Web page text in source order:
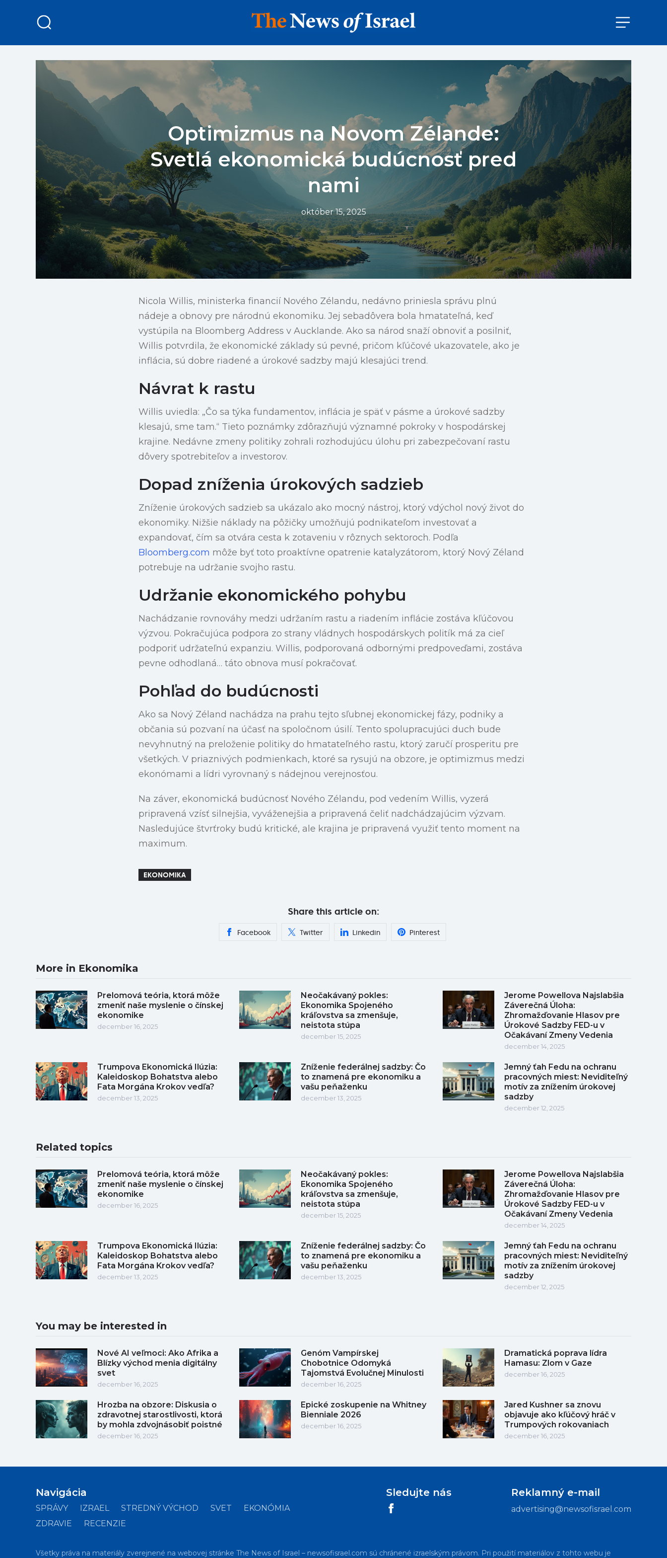
Optimizmus na Novom Zélande:
Svetlá ekonomická budúcnosť pred
nami
október 15, 2025
Nicola Willis, ministerka financií Nového Zélandu, nedávno priniesla správu plnú
nádeje a obnovy pre národnú ekonomiku. Jej sebadôvera bola hmatateľná, keď
vystúpila na Bloomberg Address v Aucklande. Ako sa národ snaží obnoviť a posilniť,
Willis potvrdila, že ekonomické základy sú pevné, pričom kľúčové ukazovatele, ako je
inflácia, sú dobre riadené a úrokové sadzby majú klesajúci trend.
Návrat k rastu
Willis uviedla: „Čo sa týka fundamentov, inflácia je späť v pásme a úrokové sadzby
klesajú, sme tam.“ Tieto poznámky zdôrazňujú významné pokroky v hospodárskej
krajine. Nedávne zmeny politiky zohrali rozhodujúcu úlohu pri zabezpečovaní rastu
dôvery spotrebiteľov a investorov.
Dopad zníženia úrokových sadzieb
Zníženie úrokových sadzieb sa ukázalo ako mocný nástroj, ktorý vdýchol nový život do
ekonomiky. Nižšie náklady na pôžičky umožňujú podnikateľom investovať a
expandovať, čím sa otvára cesta k zotaveniu v rôznych sektoroch. Podľa
Bloomberg.com môže byť toto proaktívne opatrenie katalyzátorom, ktorý Nový Zéland
potrebuje na udržanie svojho rastu.
Udržanie ekonomického pohybu
Nachádzanie rovnováhy medzi udržaním rastu a riadením inflácie zostáva kľúčovou
výzvou. Pokračujúca podpora zo strany vládnych hospodárskych politík má za cieľ
podporiť udržateľnú expanziu. Willis, podporovaná odbornými predpoveďami, zostáva
pevne odhodlaná… táto obnova musí pokračovať.
Pohľad do budúcnosti
Ako sa Nový Zéland nachádza na prahu tejto sľubnej ekonomickej fázy, podniky a
občania sú pozvaní na účasť na spoločnom úsilí. Tento spolupracujúci duch bude
nevyhnutný na preloženie politiky do hmatateľného rastu, ktorý zaručí prosperitu pre
všetkých. V priaznivých podmienkach, ktoré sa rysujú na obzore, je optimizmus medzi
ekonómami a lídri vyrovnaný s nádejnou verejnosťou.
Na záver, ekonomická budúcnosť Nového Zélandu, pod vedením Willis, vyzerá
pripravená vzísť silnejšia, vyváženejšia a pripravená čeliť nadchádzajúcim výzvam.
Nasledujúce štvrťroky budú kritické, ale krajina je pripravená využiť tento moment na
maximum.
EKONOMIKA
Share this article on:
Facebook Twitter Linkedin Pinterest
More in Ekonomika
Prelomová teória, ktorá môže
zmeniť naše myslenie o čínskej
ekonomike
december 16, 2025
Neočakávaný pokles:
Ekonomika Spojeného
kráľovstva sa zmenšuje,
neistota stúpa
december 15, 2025
Jerome Powellova Najslabšia
Záverečná Úloha:
Zhromažďovanie Hlasov pre
Úrokové Sadzby FED-u v
Očakávaní Zmeny Vedenia
december 14, 2025
Trumpova Ekonomická Ilúzia:
Kaleidoskop Bohatstva alebo
Fata Morgána Krokov vedľa?
december 13, 2025
Zníženie federálnej sadzby: Čo
to znamená pre ekonomiku a
vašu peňaženku
december 13, 2025
Jemný ťah Fedu na ochranu
pracovných miest: Neviditeľný
motív za znížením úrokovej
sadzby
december 12, 2025
Related topics
Prelomová teória, ktorá môže
zmeniť naše myslenie o čínskej
ekonomike
december 16, 2025
Neočakávaný pokles:
Ekonomika Spojeného
kráľovstva sa zmenšuje,
neistota stúpa
december 15, 2025
Jerome Powellova Najslabšia
Záverečná Úloha:
Zhromažďovanie Hlasov pre
Úrokové Sadzby FED-u v
Očakávaní Zmeny Vedenia
december 14, 2025
Trumpova Ekonomická Ilúzia:
Kaleidoskop Bohatstva alebo
Fata Morgána Krokov vedľa?
december 13, 2025
Zníženie federálnej sadzby: Čo
to znamená pre ekonomiku a
vašu peňaženku
december 13, 2025
Jemný ťah Fedu na ochranu
pracovných miest: Neviditeľný
motív za znížením úrokovej
sadzby
december 12, 2025
You may be interested in
Nové AI veľmoci: Ako Afrika a
Blízky východ menia digitálny
svet
december 16, 2025
Genóm Vampírskej
Chobotnice Odomyká
Tajomstvá Evolučnej Minulosti
december 16, 2025
Dramatická poprava lídra
Hamasu: Zlom v Gaze
december 16, 2025
Hrozba na obzore: Diskusia o
zdravotnej starostlivosti, ktorá
by mohla zdvojnásobiť poistné
december 16, 2025
Epické zoskupenie na Whitney
Bienniale 2026
december 16, 2025
Jared Kushner sa znovu
objavuje ako kľúčový hráč v
Trumpových rokovaniach
december 16, 2025
Navigácia
SPRÁVY IZRAEL STREDNÝ VÝCHOD SVET
EKONÓMIA
ZDRAVIE
RECENZIE
Sledujte nás Reklamný e-mail
advertising@newsofisrael.com
Všetky práva na materiály zverejnené na webovej stránke The News of Israel – newsofisrael.com sú chránené izraelským právom. Pri použití materiálov z tohto webu je